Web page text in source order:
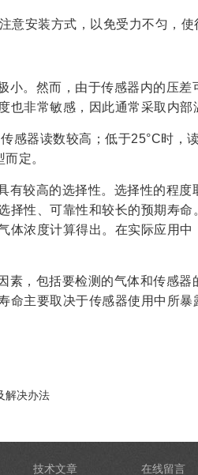
意安装方式，以免受力不匀，使
小。然而，由于传感器内的压
也非常敏感，因此通常采取内部
感器读数较高；低于25°C时，
定。
有较高的选择性。选择性的程
择性、可靠性和较长的预期寿
体浓度计算得出。在实际应用
素，包括要检测的气体和传感
命主要取决于传感器使用中所
解决办法
技术文章 在线留言